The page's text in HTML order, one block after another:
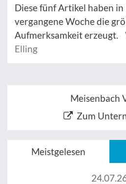
Diese fünf Artikel haben
vergangene Woche die
Aufmerksamkeit erzeugt.
Elling
Meisenbach
Zum
Meistgelesen